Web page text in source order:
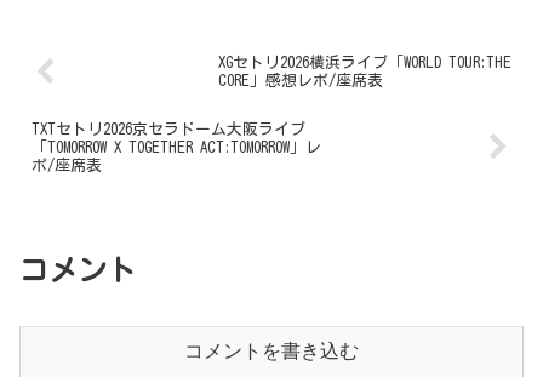
XGセトリ2026横浜ライブ「WORLD TOUR:THE
CORE」感想レポ/座席表
TXTセトリ2026京セラドーム大阪ライブ
「TOMORROW X TOGETHER ACT:TOMORROW」レ
ポ/座席表
コメント
コメントを書き込む